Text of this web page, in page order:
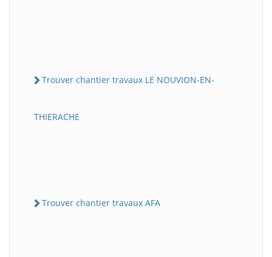
Trouver chantier travaux LE NOUVION-EN-
THIERACHE
Trouver chantier travaux AFA